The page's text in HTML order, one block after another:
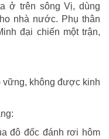
ở trên sông Vị, dùng
nhà nước. Phụ thân
đại chiến một trận,
vững, không được kinh
đô đốc đánh rơi hôm